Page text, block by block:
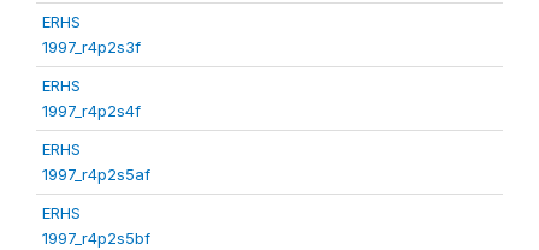
ERHS
1997_r4p2s3f
ERHS
1997_r4p2s4f
ERHS
1997_r4p2s5af
ERHS
1997_r4p2s5bf